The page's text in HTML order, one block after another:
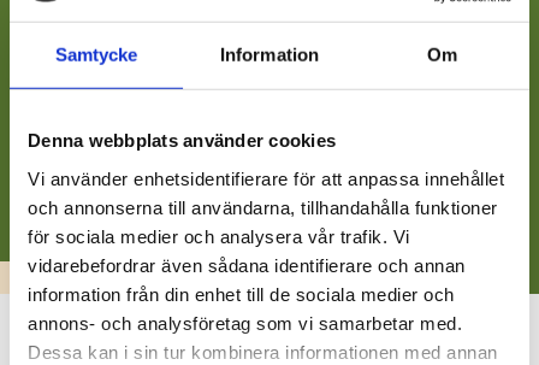
Samtycke Information Om
Denna webbplats använder cookies
Vi använder enhetsidentifierare för att anpassa innehållet
och annonserna till användarna, tillhandahålla funktioner
för sociala medier och analysera vår trafik. Vi
vidarebefordrar även sådana identifierare och annan
information från din enhet till de sociala medier och
annons- och analysföretag som vi samarbetar med.
Dessa kan i sin tur kombinera informationen med annan
BARN, UNGA OCH UTBILDNING
Studiestipendier